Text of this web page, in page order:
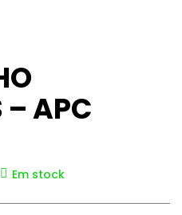
– APC
Em stock